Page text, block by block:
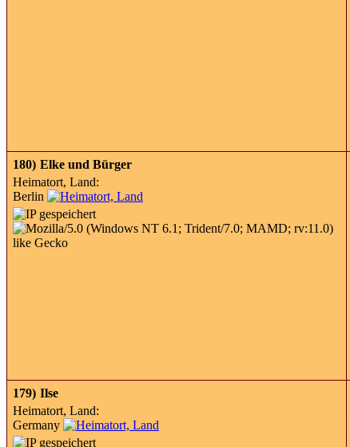
180) Elke und Bürger
Heimatort, Land:
Berlin
179) Ilse
Heimatort, Land:
Germany